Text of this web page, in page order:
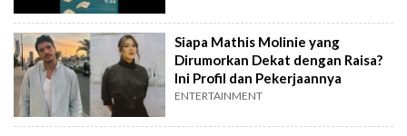
Siapa Mathis Molinie yang
Dirumorkan Dekat dengan Raisa?
Ini Profil dan Pekerjaannya
ENTERTAINMENT